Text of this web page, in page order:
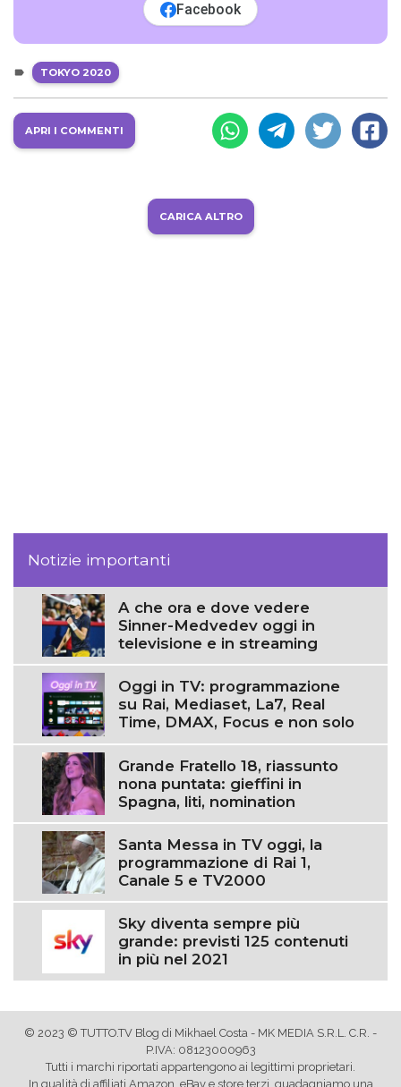
Facebook
TOKYO 2020
APRI I COMMENTI
CARICA ALTRO
Notizie importanti
A che ora e dove vedere
Sinner-Medvedev oggi in
televisione e in streaming
Oggi in TV: programmazione
su Rai, Mediaset, La7, Real
Time, DMAX, Focus e non solo
Grande Fratello 18, riassunto
nona puntata: gieffini in
Spagna, liti, nomination
Santa Messa in TV oggi, la
programmazione di Rai 1,
Canale 5 e TV2000
Sky diventa sempre più
grande: previsti 125 contenuti
in più nel 2021
© 2023 © TUTTO.TV Blog di Mikhael Costa - MK MEDIA S.R.L. C.R. -
P.IVA: 08123000963
Tutti i marchi riportati appartengono ai legittimi proprietari.
In qualità di affiliati Amazon, eBay e store terzi, guadagniamo una